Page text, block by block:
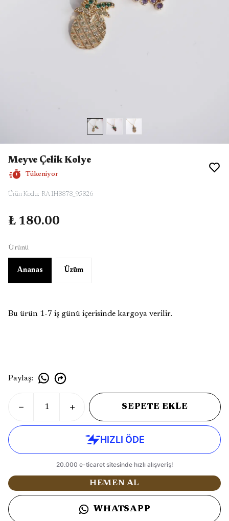
Meyve Çelik Kolye
Tükeniyor
Ürün Kodu: RA1H8878_95826
₺ 180.00
Ürünü
Ananas Üzüm
Bu ürün 1-7 iş günü içerisinde kargoya verilir.
Paylaş:
SEPETE EKLE
HEMEN AL
WHATSAPP